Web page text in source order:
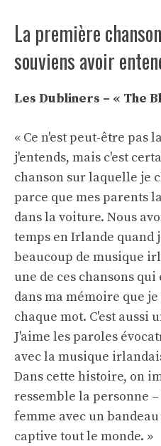
La première
souviens avoir
Les Dubliners – « The
« Ce n'est peut-être pas
j'entends, mais c'est
chanson sur laquelle je
parce que mes parents
dans la voiture. Nous
temps en Irlande quand
beaucoup de musique
une de ces chansons
dans ma mémoire que
chaque mot. C'est aussi
J'aime les paroles
avec la musique
Dans cette histoire, on
ressemble la personne
femme avec un
captive tout le monde. »